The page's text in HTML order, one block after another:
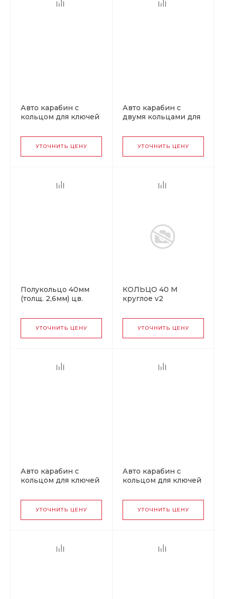
Авто карабин с
кольцом для ключей
УТОЧНИТЬ ЦЕНУ
Авто карабин с
двумя кольцами для
УТОЧНИТЬ ЦЕНУ
Полукольцо 40мм
(толщ. 2,6мм) цв.
УТОЧНИТЬ ЦЕНУ
КОЛЬЦО 40 M
круглое v2
УТОЧНИТЬ ЦЕНУ
Авто карабин с
кольцом для ключей
УТОЧНИТЬ ЦЕНУ
Авто карабин с
кольцом для ключей
УТОЧНИТЬ ЦЕНУ